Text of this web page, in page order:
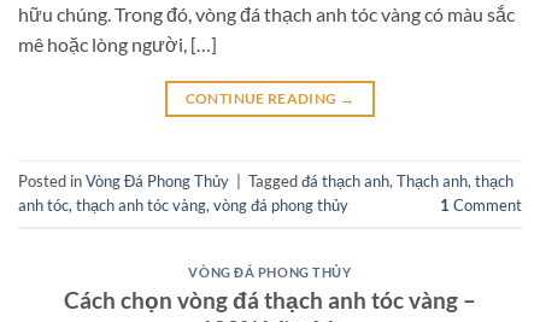
hữu chúng. Trong đó, vòng đá thạch anh tóc vàng có màu sắc
mê hoặc lòng người, […]
CONTINUE READING →
Posted inVòng Đá Phong Thủy Taggedđá thạch anh,Thạch anh,thạch
anh tóc,thạch anh tóc vàng,vòng đá phong thủy 1 Comment
VÒNG ĐÁ PHONG THỦY
Cách chọn vòng đá thạch anh tóc vàng –